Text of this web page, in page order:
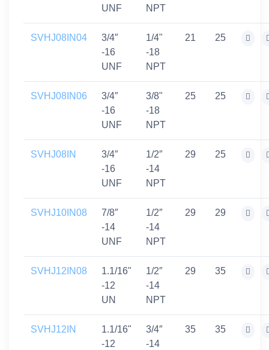
UNF
NPT
SVHJ08IN04
3/4″
-16
UNF
1/4"
-18
NPT
21 25
SVHJ08IN06
3/4″
-16
UNF
3/8"
-18
NPT
25 25
SVHJ08IN
3/4″
-16
UNF
1/2″
-14
NPT
29 25
SVHJ10IN08
7/8″
-14
UNF
1/2″
-14
NPT
29 29
SVHJ12IN08
1.1/16"
-12
UN
1/2″
-14
NPT
29 35
SVHJ12IN
1.1/16"
-12
3/4″
-14
35 35